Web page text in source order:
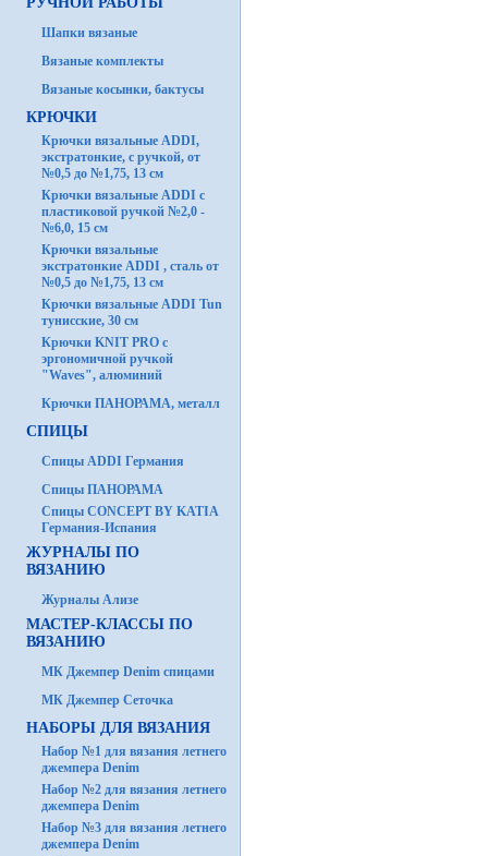
Шапки вязаные
Вязаные комплекты
Вязаные косынки, бактусы
КРЮЧКИ
Крючки вязальные ADDI,
экстратонкие, с ручкой, от
№0,5 до №1,75, 13 см
Крючки вязальные ADDI с
пластиковой ручкой №2,0 -
№6,0, 15 см
Крючки вязальные
экстратонкие ADDI , сталь от
№0,5 до №1,75, 13 см
Крючки вязальные ADDI Tun
тунисские, 30 см
Крючки KNIT PRO с
эргономичной ручкой
"Waves", алюминий
Крючки ПАНОРАМА, металл
СПИЦЫ
Спицы ADDI Германия
Спицы ПАНОРАМА
Спицы CONCEPT BY KATIA
Германия-Испания
ЖУРНАЛЫ ПО
ВЯЗАНИЮ
Журналы Ализе
МАСТЕР-КЛАССЫ ПО
ВЯЗАНИЮ
МК Джемпер Denim спицами
МК Джемпер Сеточка
НАБОРЫ ДЛЯ ВЯЗАНИЯ
Набор №1 для вязания летнего
джемпера Denim
Набор №2 для вязания летнего
джемпера Denim
Набор №3 для вязания летнего
джемпера Denim